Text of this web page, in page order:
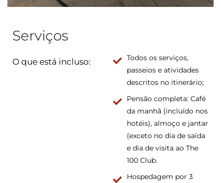
Serviços
O que está incluso:
Todos os serviços,
passeios e atividades
descritos no itinerário;
Pensão completa: Café
da manhã (incluído nos
hotéis), almoço e jantar
(exceto no dia de saída
e dia de visita ao The
100 Club.
Hospedagem por 3